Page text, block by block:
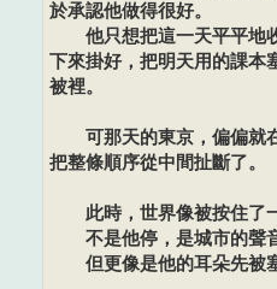
於承認他做得很好。
他只想把這一天平平地
下來掛好，把明天用的課本
被裡。
可那天的東京，偏偏就在
把整條順序從中間扯斷了。
此時，世界像被按住了一
不是他停，是城市的聲音
但更像是他的耳朵先被塞